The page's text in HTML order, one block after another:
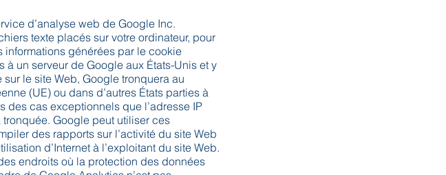
d’analyse web de Google Inc.
texte placés sur votre ordinateur, pour
informations générées par le cookie
un serveur de Google aux États-Unis et y
sur le site Web, Google tronquera au
(UE) ou dans d’autres États parties à
des cas exceptionnels que l’adresse IP
Google peut utiliser ces
des rapports sur l’activité du site Web
d’Internet à l’exploitant du site Web.
endroits où la protection des données